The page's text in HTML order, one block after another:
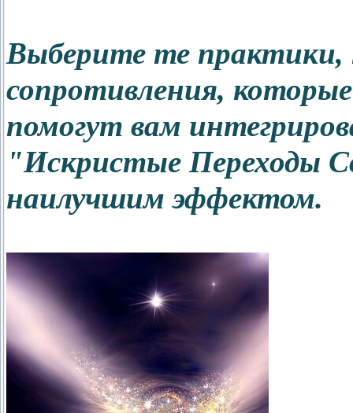
Выберите те
сопротивления,
помогут вам
"Искристые Переходы
наилучшим эффектом.